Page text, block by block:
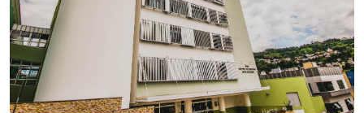
Editora
Rádio
Museu